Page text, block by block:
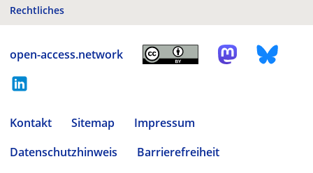
Rechtliches
open-access.network
Kontakt Sitemap
Impressum
Datenschutzhinweis
Barrierefreiheit